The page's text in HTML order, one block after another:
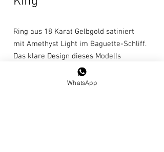
Ring aus 18 Karat Gelbgold satiniert
mit Amethyst Light im Baguette-Schliff.
Das klare Design dieses Modells
unterstreicht den Wert des
Halbedelsteines. Ein echtes Juwel.
WhatsApp